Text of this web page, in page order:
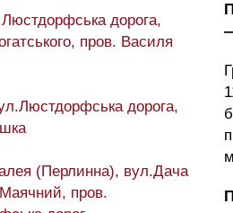
дорога,
пров. Василя
дорога,
(Перлинна), вул.Дача
пров.